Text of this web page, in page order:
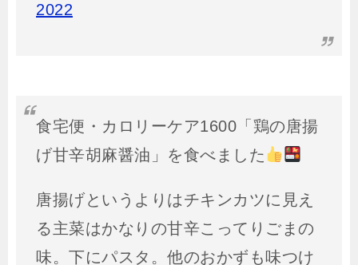
2022
食宅便・カロリーケア1600「鶏の唐揚
げ甘辛胡麻醤油」を食べました
唐揚げというよりはチキンカツに見え
る主菜はかなりの甘辛こってりごまの
味。下にパスタ。他のおかずも味つけ